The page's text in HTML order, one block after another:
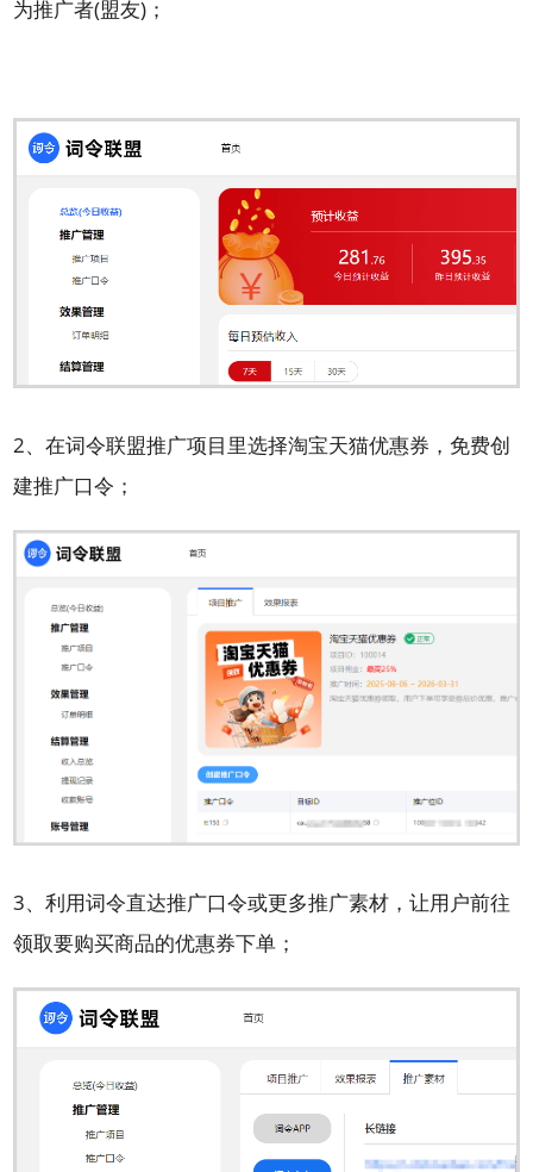
为推广者(盟友)；
2、在词令联盟推广项目里选择淘宝天猫优惠券，免费创
建推广口令；
3、利用词令直达推广口令或更多推广素材，让用户前往
领取要购买商品的优惠券下单；